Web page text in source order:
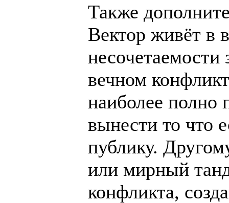
Также
Вектор живёт в
несочетаемости
вечном
наиболее полно
вынести то что
публику.
или мирный
конфликта,